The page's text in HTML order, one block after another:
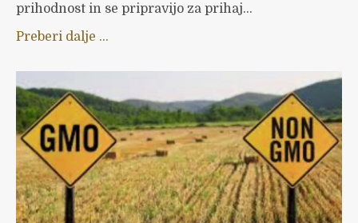
prihodnost in se pripravijo za prihaj...
Preberi dalje ...